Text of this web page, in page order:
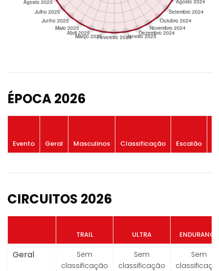
ÉPOCA 2026
Evento Geral Masculinos Classificação Escalão
CIRCUITOS 2026
TRAIL ULTRA ENDURANCE
Geral
Sem
classificação
Sem
classificação
Sem